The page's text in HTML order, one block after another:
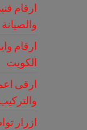
ارقام
والصيانة
ارقام
الكويت
ارقى
ازرار